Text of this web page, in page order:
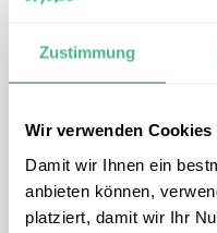
Zustimmung
Wir verwenden Cookies
Damit wir Ihnen ein
anbieten können,
platziert, damit wir Ihr